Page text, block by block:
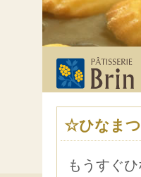
☆ひなま
もうすぐ